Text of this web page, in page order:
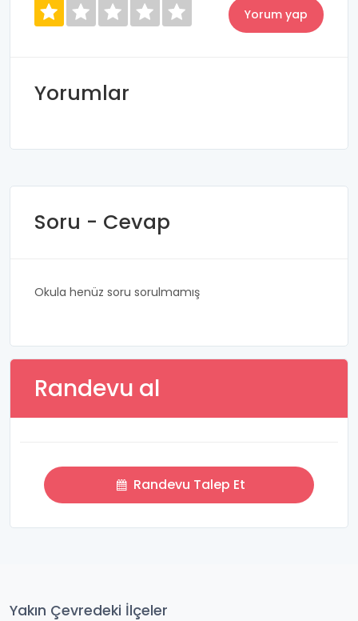
Yorumlar
Soru - Cevap
Okula henüz soru sorulmamış
Randevu al
Randevu Talep Et
Yakın Çevredeki İlçeler